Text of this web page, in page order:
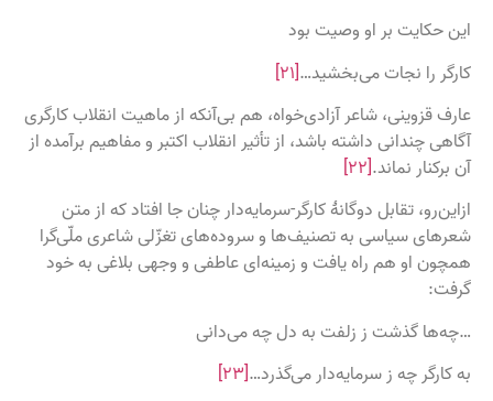
این حکایت بر او وصیت بود
کارگر را نجات می‌بخشید…[۲۱]
عارف قزوینی، شاعر آزادی‌خواه، هم بی‌آنکه از ماهیت انقلاب کارگری
آگاهی چندانی داشته باشد، از تأثیر انقلاب اکتبر و مفاهیم برآمده از
آن برکنار نماند.[۲۲]
ازاین‌رو، تقابل دوگانهٔ کارگر-سرمایه‌دار چنان جا افتاد که از متن
شعرهای سیاسی به تصنیف‌ها و سروده‌های تغزّلی شاعری ملّی‌گرا
همچون او هم راه یافت و زمینه‌ای عاطفی و وجهی بلاغی به خود
گرفت:
…چه‌ها گذشت ز زلفت به دل چه می‌دانی
به کارگر چه ز سرمایه‌دار می‌گذرد…